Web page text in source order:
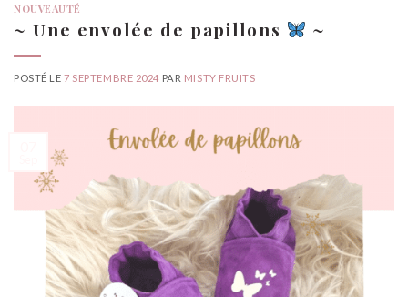
NOUVEAUTÉ
~ Une envolée de papillons ~
POSTÉ LE7 SEPTEMBRE 2024 PAR MISTY FRUITS